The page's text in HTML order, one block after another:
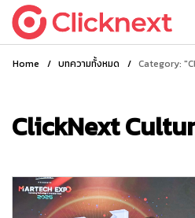
Home / บทความทั้งหมด / Category:
ClickNext